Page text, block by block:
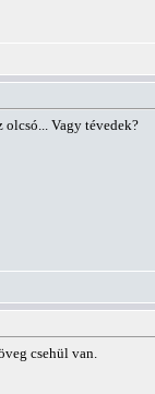
olcsó... Vagy tévedek?
csehül van.